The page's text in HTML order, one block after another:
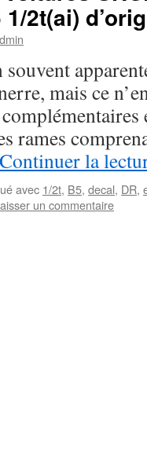
2t(ai)
mais ce
rames
Continuer la
avec 1/2t, B5, decal, DR,
un commentaire